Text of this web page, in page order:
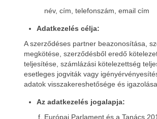
név, cím, telefonszám, email cím
Adatkezelés célja:
A szerződéses partner beazonosítása,
megkötése, szerződésből eredő
teljesítése, számlázási kötelezettség
esetleges jogviták vagy
adatok visszakereshetősége és igazolása.
Az adatkezelés jogalapja:
Európai Parlament és a Tanács